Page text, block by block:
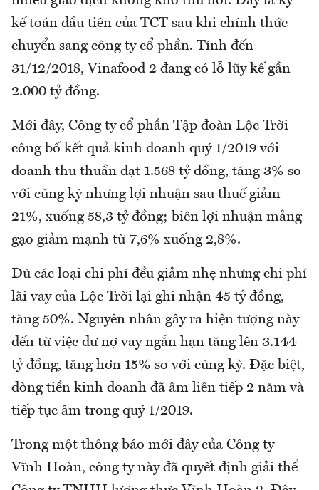
kế toán đầu tiên của TCT sau khi chính thức
chuyển sang công ty cổ phần. Tính đến
31/12/2018, Vinafood 2 đang có lỗ lũy kế gần
2.000 tỷ đồng.
Mới đây, Công ty cổ phần Tập đoàn Lộc Trời
công bố kết quả kinh doanh quý 1/2019 với
doanh thu thuần đạt 1.568 tỷ đồng, tăng 3% so
với cùng kỳ nhưng lợi nhuận sau thuế giảm
21%, xuống 58,3 tỷ đồng; biên lợi nhuận mảng
gạo giảm mạnh từ 7,6% xuống 2,8%.
Dù các loại chi phí đều giảm nhẹ nhưng chi phí
lãi vay của Lộc Trời lại ghi nhận 45 tỷ đồng,
tăng 50%. Nguyên nhân gây ra hiện tượng này
đến từ việc dư nợ vay ngắn hạn tăng lên 3.144
tỷ đồng, tăng hơn 15% so với cùng kỳ. Đặc biệt,
dòng tiền kinh doanh đã âm liên tiếp 2 năm và
tiếp tục âm trong quý 1/2019.
Trong một thông báo mới đây của Công ty
Vĩnh Hoàn, công ty này đã quyết định giải thể